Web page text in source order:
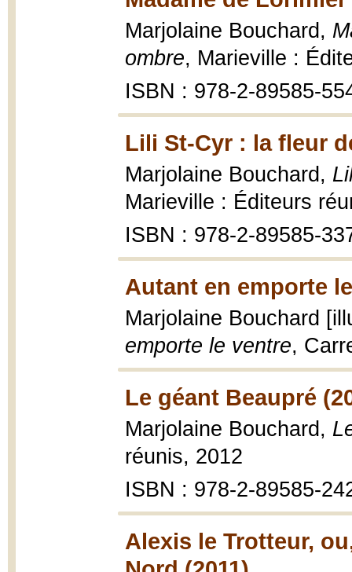
Marjolaine Bouchard,
ombre, Marieville :
ISBN : 978-2-89585-
Lili St-Cyr : la fleur
Marjolaine Bouchard,
Marieville : Éditeurs
ISBN : 978-2-89585-
Autant en emporte
Marjolaine Bouchard
emporte le ventre,
Le géant Beaupré
Marjolaine Bouchard,
réunis, 2012
ISBN : 978-2-89585-
Alexis le Trotteur,